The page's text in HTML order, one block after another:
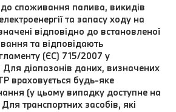
споживання палива, викидів
та запасу ходу на
відповідно до встановленої
та відповідають
(ЄС) 715/2007 у
Для діапазонів даних, визначених
враховується будь-яке
(у цьому випадку доступне на
транспортних засобів, які